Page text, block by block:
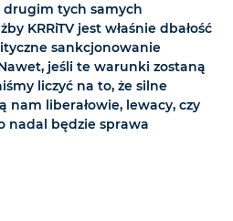
tych samych
KRRiTV jest właśnie dbałość
sankcjonowanie
jeśli te warunki zostaną
liczyć na to, że silne
liberałowie, lewacy, czy
nadal będzie sprawa